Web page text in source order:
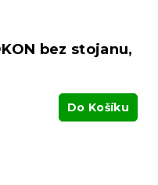
bez stojanu,
Do Košíku